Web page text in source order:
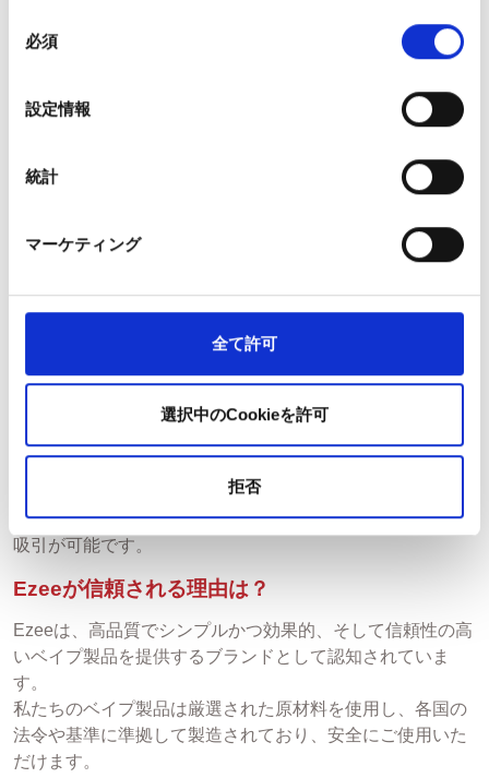
必須
設定情報
統計
マーケティング
全て許可
選択中のCookieを許可
拒否
どのニコチン濃度を選べばよいですか？
煙量に応じて選ぶのが理想的です。
に持って口に運ぶ」習慣がやめられない方におすす
12 mg/ml：1日に10本未満の喫煙者におすすめ。
20 mg/ml：1日に10本以上喫煙する方におすすめ。
各ポッドは約600回の吸引が可能で、これは紙巻きタバコ
り、信頼性と利便性を求めるユーザーに最適です。1パッ
クには2個のポッドが含まれており、合計で最大1200回の
吸引が可能です。
Ezeeが信頼される理由は？
Ezeeは、高品質でシンプルかつ効果的、そして信頼性の高
いベイプ製品を提供するブランドとして認知されていま
す。
私たちのベイプ製品は厳選された原材料を使用し、各国の
法令や基準に準拠して製造されており、安全にご使用いた
だけます。